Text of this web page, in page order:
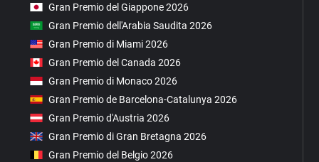
Gran Premio del Giappone 2026
Gran Premio dell'Arabia Saudita 2026
Gran Premio di Miami 2026
Gran Premio del Canada 2026
Gran Premio di Monaco 2026
Gran Premio de Barcelona-Catalunya 2026
Gran Premio d'Austria 2026
Gran Premio di Gran Bretagna 2026
Gran Premio del Belgio 2026